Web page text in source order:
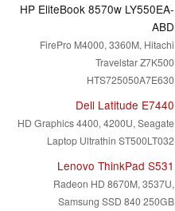
HP EliteBook 8570w LY550EA-
ABD
FirePro M4000, 3360M, Hitachi
Travelstar Z7K500
HTS725050A7E630
Dell Latitude E7440
HD Graphics 4400, 4200U, Seagate
Laptop Ultrathin ST500LT032
Lenovo ThinkPad S531
Radeon HD 8670M, 3537U,
Samsung SSD 840 250GB